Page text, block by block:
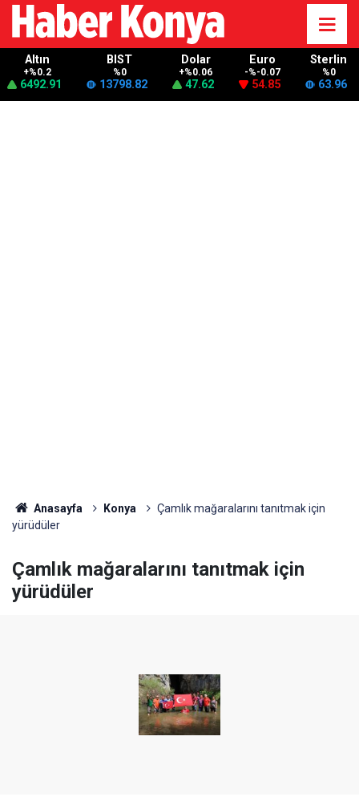
Altın
+%0.2
6492.91
BIST
%0
13798.82
Dolar
+%0.06
47.62
Euro
-%-0.07
54.85
Sterlin
%0
63.96
Anasayfa Konya
Çamlık mağaralarını tanıtmak için
yürüdüler
Çamlık mağaralarını tanıtmak için
yürüdüler